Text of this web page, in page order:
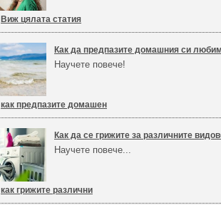
Виж цялата статия
Как да предпазите домашния си
Научете повече!
как предпазите домашен
Как да се грижите за различните
Научете повече...
как грижите различни